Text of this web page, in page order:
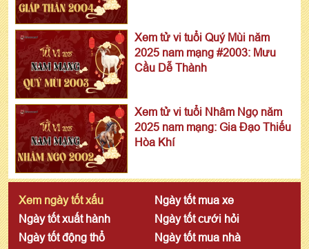
Xem tử vi tuổi Quý Mùi năm
2025 nam mạng #2003: Mưu
Cầu Dễ Thành
Xem tử vi tuổi Nhâm Ngọ năm
2025 nam mạng: Gia Đạo Thiếu
Hòa Khí
Xem ngày tốt xấu
Ngày tốt mua xe
Ngày tốt xuất hành
Ngày tốt cưới hỏi
Ngày tốt động thổ
Ngày tốt mua nhà